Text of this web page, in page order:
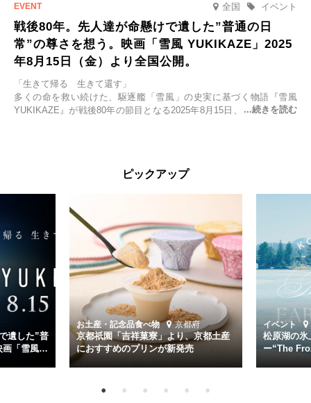
全国 イベント
戦後80年。先人達が命懸けで遺した”普通の日
常”の尊さを想う。映画「雪風 YUKIKAZE」2025
年8月15日（金）より全国公開。
「生きて帰る 生きて還す」
多くの命を救い続けた、駆逐艦「雪風」の史実に基づく物語『雪風
YUKIKAZE』が戦後80年の節目となる2025年8月15日、全国公開され
くの仲間の命を救い帰還させ、戦後まで生き抜き「幸運艦」と呼ばれ
主演は「雪風」の艦長・寺澤一利を演じる竹野内豊。先任伍長・早瀬
幸平を玉木宏が演じるほか、奥平大兼、田中麗奈、石丸幹二、益岡徹
など実力派俳優が共演。そして戦艦大和と運命を共にした帝国海軍・
第二艦隊司令長官、伊藤整一を中井貴一が圧倒的な存在感で演じ切
る。
時代が再び、分断と暴力に揺れる現代。本作は「同じ過ちを繰り返す
道を歩んではいないか」と、彼らが命をかけて守りたいと願っ
た”今”を生きる私達に問いかける。戦後80年、戦争の記憶が薄れゆく
今だからこそ、尊い平和の価値を未来に繋ぐ作品『雪風 YUKIKAZE』
を多くの方にご覧いただきたい。
ピックアップ
遺した”普
画「雪風
お土産・記念品食べ物 京都府
京都祇園「吉祥菓寮」より、京都土産
におすすめのプリンが新発売
イベント
松原湖の氷
ー“The